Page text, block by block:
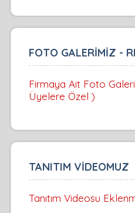
FOTO GALERİMİZ -
Firmaya Ait Foto
Üyelere Özel )
TANITIM VİDEOMUZ
Tanıtım Videosu